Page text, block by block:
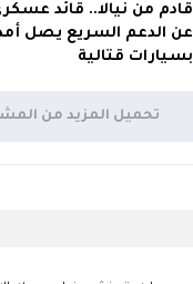
قادم من نيالا.. قائد
عن الدعم السريع يصل
بسيارات قتالية
تحميل المزيد من